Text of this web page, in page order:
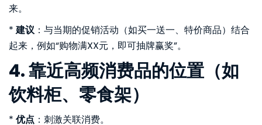
来。
*建议：与当期的促销活动（如买一送一、特价商品）结合
起来，例如“购物满XX元，即可抽牌赢奖”。
4. 靠近高频消费品的位置（如
饮料柜、零食架）
* 优点 ：刺激关联消费。